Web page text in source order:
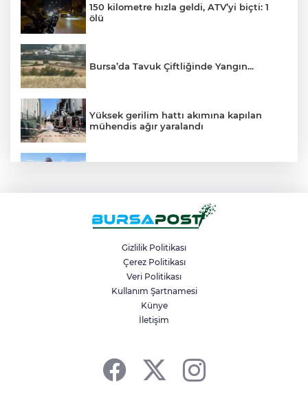
150 kilometre hızla geldi, ATV’yi biçti: 1
ölü
Bursa’da Tavuk Çiftliğinde Yangın...
Yüksek gerilim hattı akımına kapılan
mühendis ağır yaralandı
Hatalı sollama yapan hafriyat kamyonu
Kestel Belediyesi ile Bursa Uludağ
Üniversitesi arasında ‘İşletmede Mesleki
Eğitim’ Protokolü imzalandı
Gizlilik Politikası
Çerez Politikası
Veri Politikası
Kullanım Şartnamesi
Künye
İletişim